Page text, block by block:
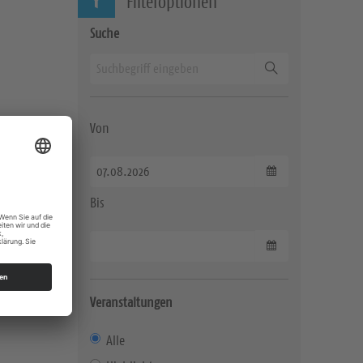
Suche
Von
Bis
Veranstaltungen
Alle